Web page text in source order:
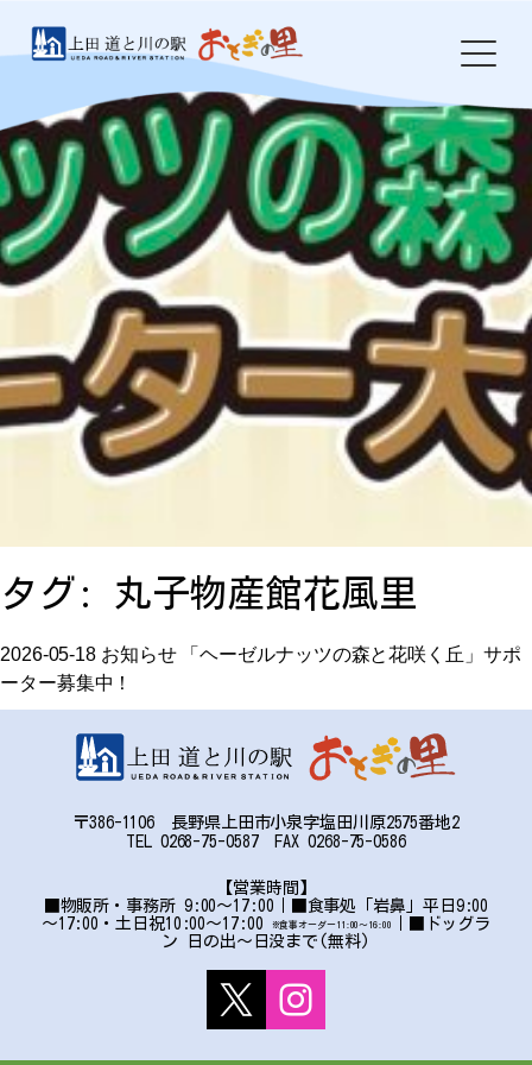
おとぎの里について
お知らせ
イベント
農産物・特産品
食事処 岩鼻
ドッグラン
〒386-1106
長野県上田市小泉字塩田川原2575番地2
TEL:0268-75-0587 FAX:0268-75-0586
タグ: 丸子物産館花風里
2026-05-18 お知らせ
「ヘーゼルナッツの森と花咲く丘」サポ
ーター募集中！
〒386-1106 長野県上田市小泉字塩田川原2575番地2
TEL 0268-75-0587 FAX 0268-75-0586
【営業時間】
■物販所・事務所 9:00～17:00｜■食事処「岩鼻」平日9:00
～17:00・土日祝10:00～17:00
※食事オーダー11:00〜16:00
｜■ドッグラ
ン 日の出～日没まで(無料)